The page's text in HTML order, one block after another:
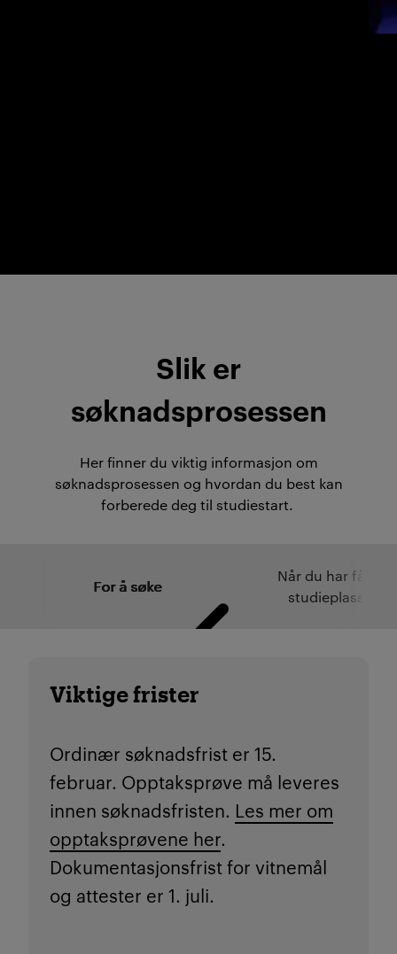
Slik er
søknadsprosessen
Her finner du viktig informasjon om
søknadsprosessen og hvordan du best kan
forberede deg til studiestart.
For å søke
Når du har fått
studieplass
Viktige frister
Ordinær søknadsfrist er 15.
februar. Opptaksprøve må leveres
innen søknadsfristen. Les mer om
opptaksprøvene her.
Dokumentasjonsfrist for vitnemål
og attester er 1. juli.